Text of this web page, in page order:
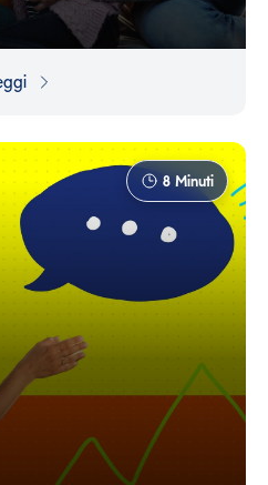
Ma, anche in quei
storto.
8 Minuti